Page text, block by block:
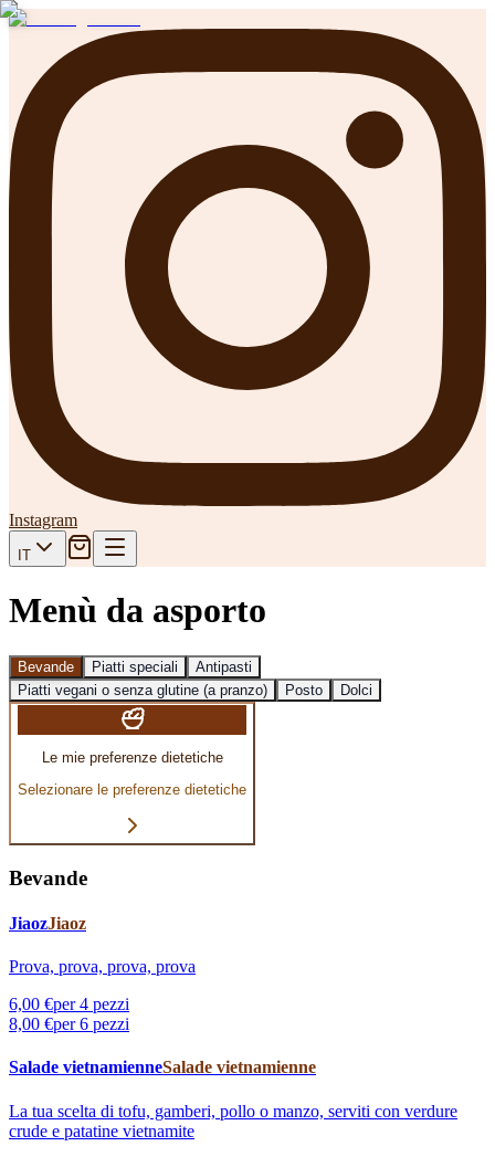
Instagram
IT
Menù da asporto
Bevande Piatti speciali
Antipasti
Piatti vegani o senza glutine (a pranzo)
Posto Dolci
Le mie preferenze dietetiche
Selezionare le preferenze dietetiche
Bevande
JiaozJiaoz
Prova, prova, prova, prova
6,00 €per 4 pezzi
8,00 €per 6 pezzi
Salade vietnamienneSalade vietnamienne
La tua scelta di tofu, gamberi, pollo o manzo, serviti con verdure
crude e patatine vietnamite